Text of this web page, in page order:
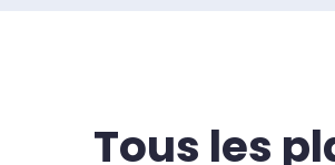
Tous les